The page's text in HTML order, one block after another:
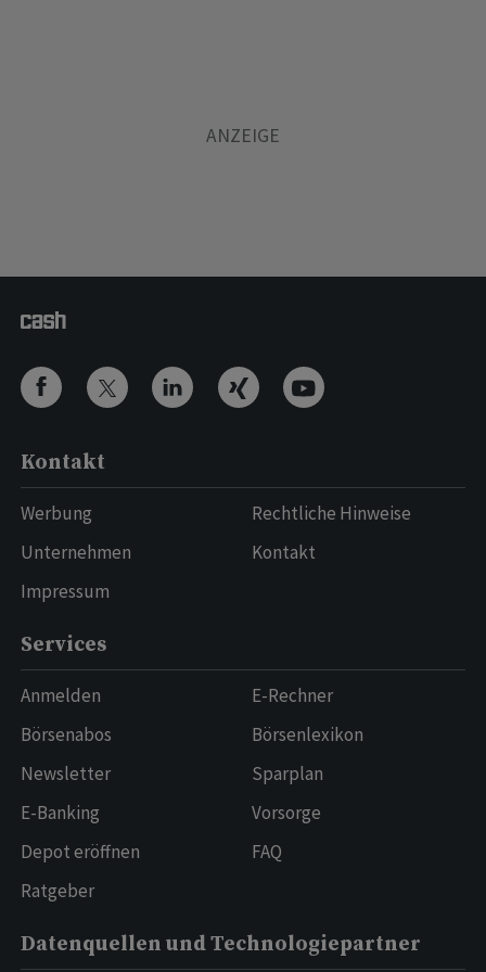
Kontakt
Werbung
Unternehmen
Impressum
Rechtliche Hinweise
Kontakt
Services
Anmelden
Börsenabos
Newsletter
E-Banking
Depot eröffnen
Ratgeber
E-Rechner
Börsenlexikon
Sparplan
Vorsorge
FAQ
Datenquellen und Technologiepartner